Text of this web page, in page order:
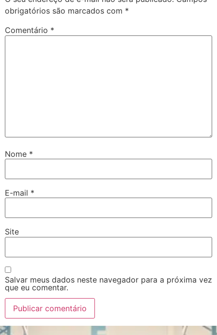
obrigatórios são marcados com *
Comentário *
Nome *
E-mail *
Site
Salvar meus dados neste navegador para a próxima vez
que eu comentar.